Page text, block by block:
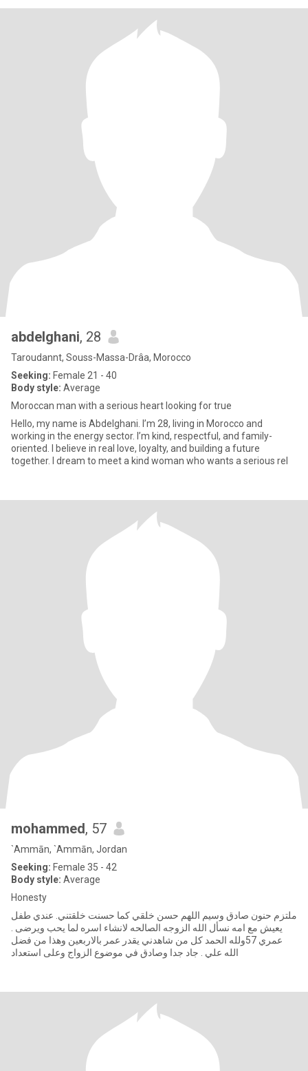
abdelghani, 28
Taroudannt, Souss-Massa-Drâa, Morocco
Seeking: Female 21 - 40
Body style: Average
Moroccan man with a serious heart looking for true
Hello, my name is Abdelghani. I’m 28, living in Morocco and
working in the energy sector. I’m kind, respectful, and family-
oriented. I believe in real love, loyalty, and building a future
together. I dream to meet a kind woman who wants a serious rel
mohammed, 57
`Ammān, `Ammān, Jordan
Seeking: Female 35 - 42
Body style: Average
Honesty
ملتزم حنون صادق وسيم اللهم حسن خلقي كما حسنت خلقتني. عندي طفل
يعيش مع امه نسأل الله الزوجه الصالحه لانشاء اسره لما يحب ويرضى .
عمري 57ولله الحمد كل من شاهدني يقدر عمر بالاربعين وهذا من فضل
الله علي . جاد جدا وصادق في موضوع الزواج وعلى استعداد